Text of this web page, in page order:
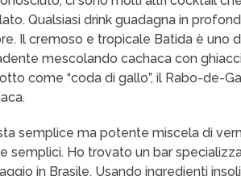
Qualsiasi drink guadagna in
Il cremoso e tropicale Batida è uno
mescolando cachaca con
come “coda di gallo”, il Rabo-de-
semplice ma potente miscela di
semplici. Ho trovato un bar
in Brasile. Usando ingredienti